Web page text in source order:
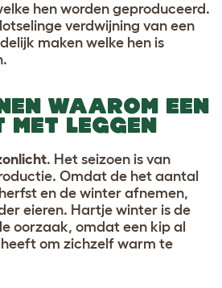
hen worden geproduceerd.
verdwijning van een
maken welke hen is
WAAROM EEN
MET LEGGEN
. Het seizoen is van
Omdat de het aantal
en de winter afnemen,
eieren. Hartje winter is de
oorzaak, omdat een kip al
om zichzelf warm te